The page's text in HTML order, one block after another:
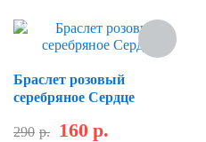
Скидка
Браслет розовый
серебряное Сердце
290 р. 160 р.